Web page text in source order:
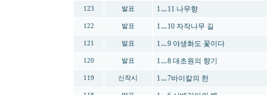
123 발표 1ㅡ11 나무향
122 발표 1ㅡ10 자작나무 길
121 발표 1ㅡ9 야생화도 꽃이다
120 발표 1ㅡ8 대초원의 향기
119 신작시 1ㅡ7바이칼의 한